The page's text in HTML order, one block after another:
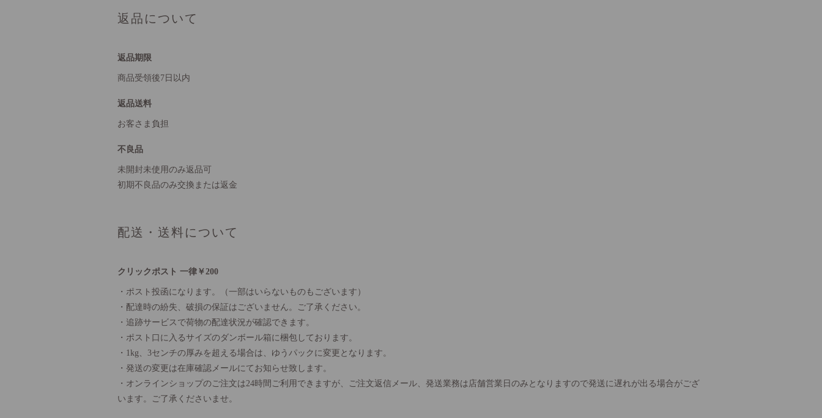
返品について
返品期限
商品受領後7日以内
返品送料
お客さま負担
不良品
未開封未使用のみ返品可
初期不良品のみ交換または返金
配送・送料について
クリックポスト 一律￥200
・ポスト投函になります。（一部はいらないものもございます）
・配達時の紛失、破損の保証はございません。ご了承ください。
・追跡サービスで荷物の配達状況が確認できます。
・ポスト口に入るサイズのダンボール箱に梱包しております。
・1kg、3センチの厚みを超える場合は、ゆうパックに変更となります。
・発送の変更は在庫確認メールにてお知らせ致します。
・オンラインショップのご注文は24時間ご利用できますが、ご注文返信メール、発送業務は店舗営業日のみとなりますので発送に遅れが出る場合がござ
います。ご了承くださいませ。